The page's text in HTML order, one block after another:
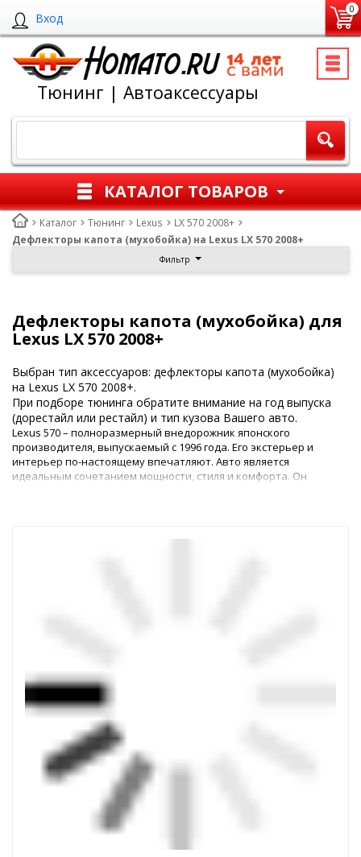
Вход
0
Тюнинг | Автоаксессуары
КАТАЛОГ ТОВАРОВ
Каталог Тюнинг Lexus
LX 570 2008+
Дефлекторы капота (мухобойка) на Lexus LX 570 2008+
Фильтр
Дефлекторы капота (мухобойка) для
Lexus LX 570 2008+
Выбран тип аксессуаров: дефлекторы капота (мухобойка)
на Lexus LX 570 2008+.
При подборе тюнинга обратите внимание на год выпуска
(дорестайл или рестайл) и тип кузова Вашего авто.
Lexus 570 – полноразмерный внедорожник японского
производителя, выпускаемый с 1996 года. Его экстерьер и
интерьер по-настоящему впечатляют. Авто является
идеальным сочетанием мощности, стиля и комфорта. Он